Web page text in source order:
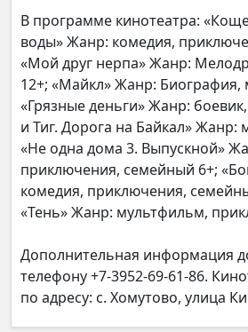
В программе кинотеатра:
воды» Жанр: комедия,
«Мой друг нерпа» Жанр:
12+; «Майкл» Жанр: Биография,
«Грязные деньги» Жанр:
и Тиг. Дорога на Байкал» Жанр:
«Не одна дома 3. Выпускной»
приключения, семейный 6+;
комедия, приключения,
«Тень» Жанр: мультфильм,
Дополнительная информация
телефону +7-3952-69-61-86.
по адресу: с. Хомутово, улица